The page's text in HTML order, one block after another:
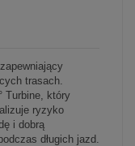
trasach.
Turbine, który
ryzyko
i dobrą
długich jazd.